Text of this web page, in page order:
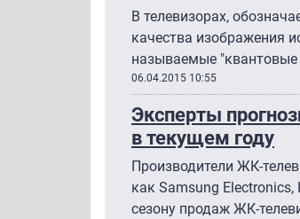
В телевизорах,
качества изображения
называемые "квантовые
06.04.2015 10:55
Эксперты
в текущем году
Производители ЖК-
как Samsung Electronics,
сезону продаж ЖК-